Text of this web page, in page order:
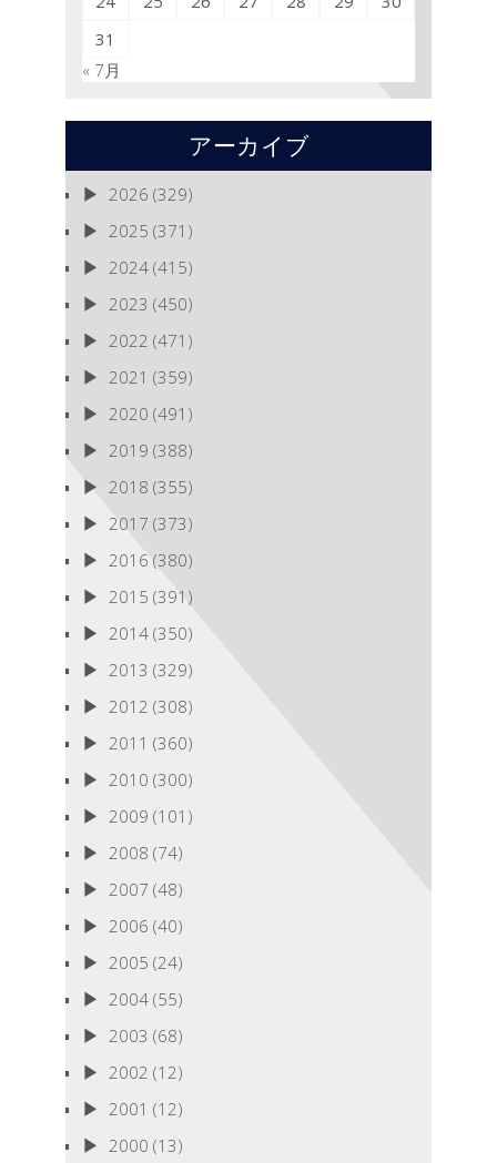
31
« 7月
アーカイブ
2026 (329)
2025 (371)
2024 (415)
2023 (450)
2022 (471)
2021 (359)
2020 (491)
2019 (388)
2018 (355)
2017 (373)
2016 (380)
2015 (391)
2014 (350)
2013 (329)
2012 (308)
2011 (360)
2010 (300)
2009 (101)
2008 (74)
2007 (48)
2006 (40)
2005 (24)
2004 (55)
2003 (68)
2002 (12)
2001 (12)
2000 (13)